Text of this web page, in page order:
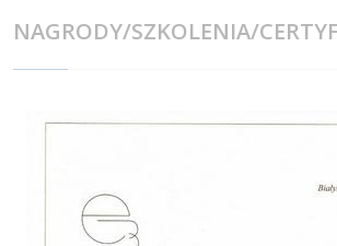
NAGRODY/SZKOLENIA/